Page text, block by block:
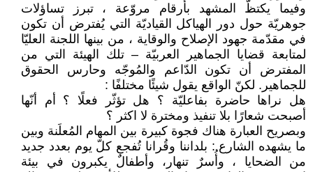
وفيما يكتظّ المشهد بأرقام مروّعة ، تبرز تساؤلات
جوهريّة حول دور الهياكل القياديّة التي يُفترض أن تكون
في مقدّمة جهود الإصلاح والوقاية ، من بينها اللجنة العليّا
لمتابعة قضايا الجماهير العربيّة – تلك الهيئة التي من
المفترض أن تكون الدّاعم والمُوجّه وحارس الحقوق
للجماهير. لكنّ الواقع يقول شيئًا مختلفًا :
هل نراها حاضرة بفاعليّة ؟ هل تؤثّر فعلًا ؟ أم أنّها
أصبحت شعارًا بلا تنفيذ ومخترة لا اكثر ؟
وبصريح العبارة هناك فجوة كبيرة بين المهام المُعلَنة وبين
ما يشهده الشارع : بلداننا وقُرانا تُفجع كلّ يوم بعدد جديد
من الضحايا ، وأُسرٌ تنهار، وأطفالٌ يكبرون في بيئة